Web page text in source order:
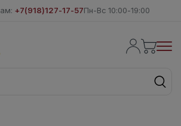
+7(918)127-17-57Пн-Вс 10:00-19:00